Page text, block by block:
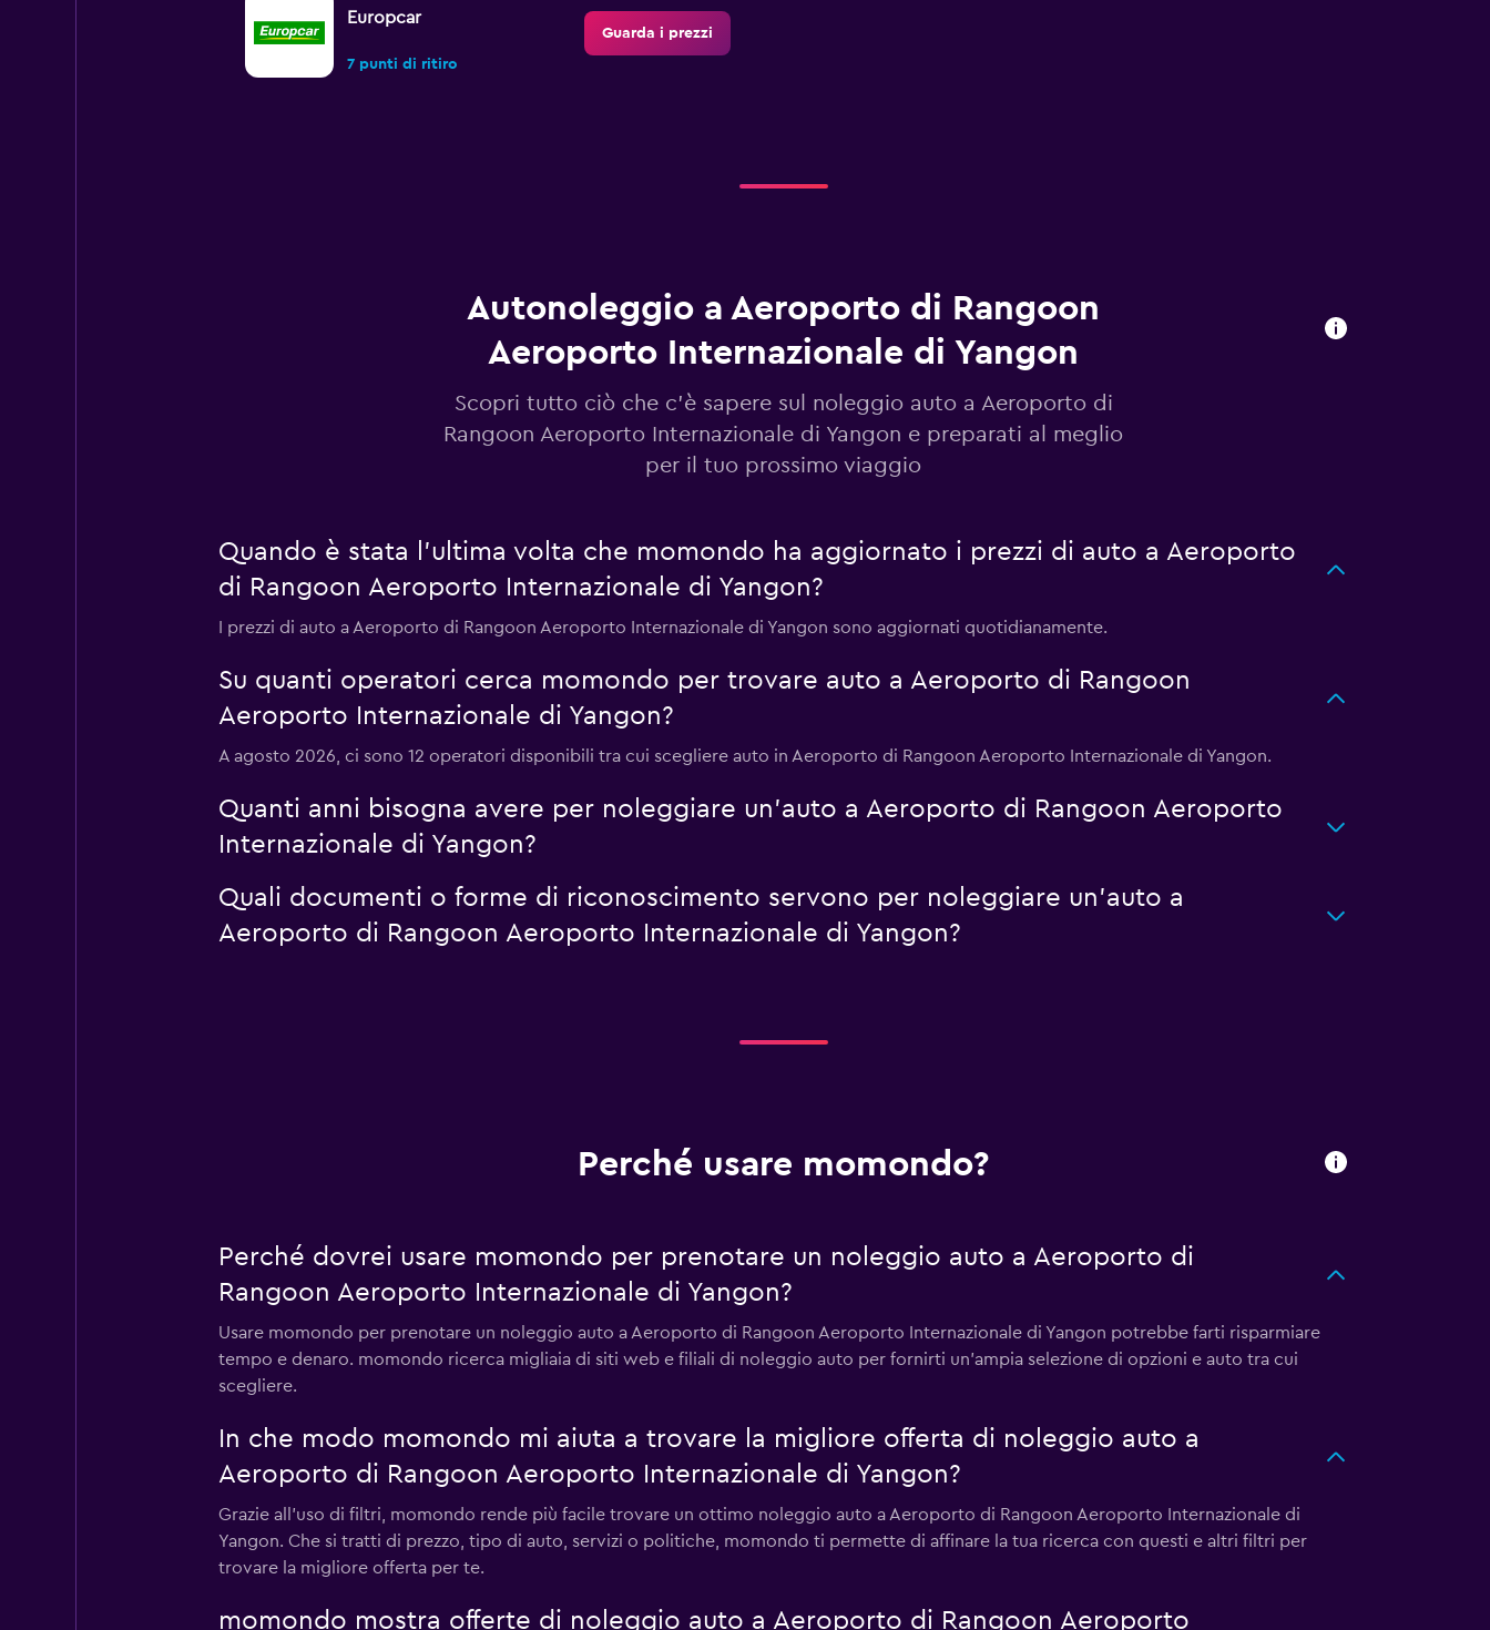
Europcar
7 punti di ritiro
Guarda i prezzi
Autonoleggio a Aeroporto di Rangoon
Aeroporto Internazionale di Yangon
Scopri tutto ciò che c'è sapere sul noleggio auto a Aeroporto di
Rangoon Aeroporto Internazionale di Yangon e preparati al meglio
per il tuo prossimo viaggio
Quando è stata l'ultima volta che momondo ha aggiornato i prezzi di auto a Aeroporto
di Rangoon Aeroporto Internazionale di Yangon?
I prezzi di auto a Aeroporto di Rangoon Aeroporto Internazionale di Yangon sono aggiornati quotidianamente.
Su quanti operatori cerca momondo per trovare auto a Aeroporto di Rangoon
Aeroporto Internazionale di Yangon?
A agosto 2026, ci sono 12 operatori disponibili tra cui scegliere auto in Aeroporto di Rangoon Aeroporto Internazionale di Yangon.
Quanti anni bisogna avere per noleggiare un'auto a Aeroporto di Rangoon Aeroporto
Internazionale di Yangon?
Quali documenti o forme di riconoscimento servono per noleggiare un'auto a
Aeroporto di Rangoon Aeroporto Internazionale di Yangon?
Perché usare momondo?
Perché dovrei usare momondo per prenotare un noleggio auto a Aeroporto di
Rangoon Aeroporto Internazionale di Yangon?
Usare momondo per prenotare un noleggio auto a Aeroporto di Rangoon Aeroporto Internazionale di Yangon potrebbe farti risparmiare
tempo e denaro. momondo ricerca migliaia di siti web e filiali di noleggio auto per fornirti un'ampia selezione di opzioni e auto tra cui
scegliere.
In che modo momondo mi aiuta a trovare la migliore offerta di noleggio auto a
Aeroporto di Rangoon Aeroporto Internazionale di Yangon?
Grazie all'uso di filtri, momondo rende più facile trovare un ottimo noleggio auto a Aeroporto di Rangoon Aeroporto Internazionale di
Yangon. Che si tratti di prezzo, tipo di auto, servizi o politiche, momondo ti permette di affinare la tua ricerca con questi e altri filtri per
trovare la migliore offerta per te.
momondo mostra offerte di noleggio auto a Aeroporto di Rangoon Aeroporto